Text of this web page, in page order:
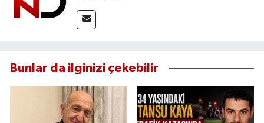
Bunlar da ilginizi çekebilir